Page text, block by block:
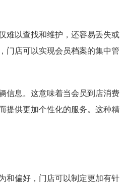
难以查找和维护，还容易丢失或
门店可以实现会员档案的集中管
信息。这意味着当会员到店消费
提供更加个性化的服务。这种精
和偏好，门店可以制定更加有针